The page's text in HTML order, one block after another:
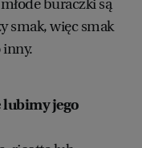
buraczki są
smak, więc smak
lubimy jego